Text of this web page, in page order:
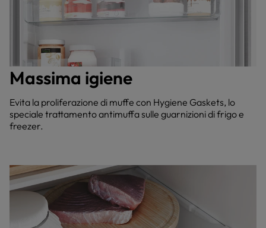
Massima igiene
Evita la proliferazione di muffe con Hygiene Gaskets, lo
speciale trattamento antimuffa sulle guarnizioni di frigo e
freezer.